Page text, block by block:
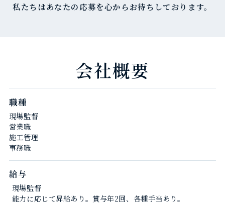
私たちはあなたの応募を心からお待ちしております。
会社概要
職種
現場監督
営業職
施工管理
事務職
給与
現場監督
能力に応じて昇給あり。賞与年2回、各種手当あり。